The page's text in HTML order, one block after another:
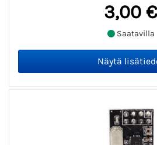
3,00 €
Saatavilla